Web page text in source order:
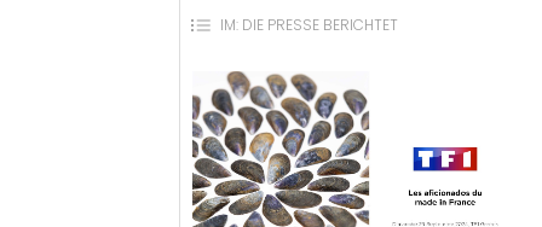
IM: DIE PRESSE BERICHTET